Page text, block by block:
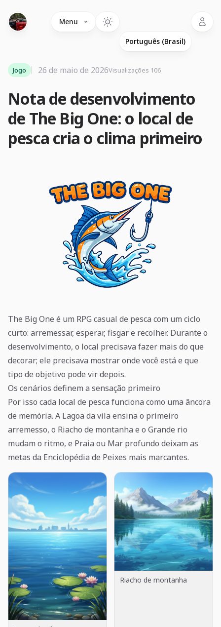
Menu
Nota de desenvolvimento
de The Big One: o local de
pesca cria o clima primeiro
Jogo 26 de maio de 2026Visualizações 106
The Big One é um RPG casual de pesca com um ciclo
curto: arremessar, esperar, fisgar e recolher. Durante o
desenvolvimento, o local precisava fazer mais do que
decorar; ele precisava mostrar onde você está e que
tipo de objetivo pode vir depois.
Os cenários definem a sensação primeiro
Por isso cada local de pesca funciona como uma âncora
de memória. A Lagoa da vila ensina o primeiro
arremesso, o Riacho de montanha e o Grande rio
mudam o ritmo, e Praia ou Mar profundo deixam as
metas da Enciclopédia de Peixes mais marcantes.
Riacho de montanha